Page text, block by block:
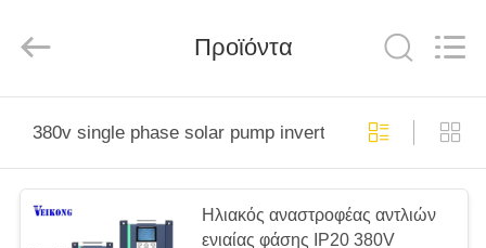
ΣΕΛΊΔΑ
ΠΡΟΪΌΝΤΑ
Co.,
Reserved.
Προϊόντα
380v single phase solar pump inverter
Ηλιακός αναστροφέας αντλιών
ενιαίας φάσης IP20 380V